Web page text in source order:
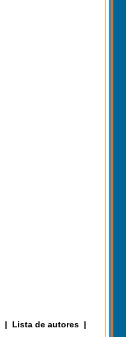
| Lista de autores |